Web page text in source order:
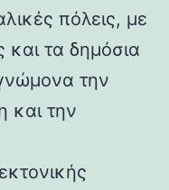
πόλεις, με
και τα δημόσια
την
και την